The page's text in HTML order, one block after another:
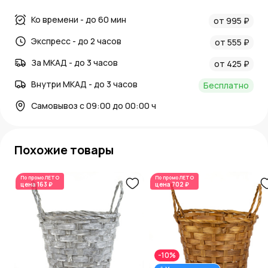
Ко времени - до 60 мин
от 995 ₽
Экспресс - до 2 часов
от 555 ₽
За МКАД - до 3 часов
от 425 ₽
Внутри МКАД - до 3 часов
Бесплатно
Самовывоз с 09:00 до 00:00 ч
Похожие товары
По промоЛЕТО
цена163 ₽
По промоЛЕТО
цена702 ₽
-10%